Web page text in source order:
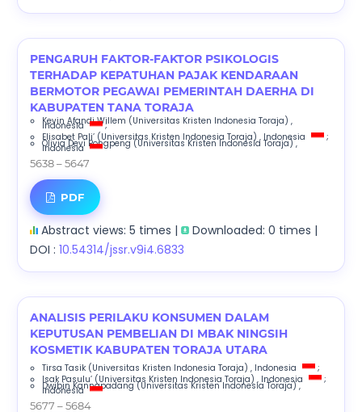
PENGARUH FAKTOR-FAKTOR PSIKOLOGIS
TERHADAP KEPATUHAN PAJAK KENDARAAN
BERMOTOR PEGAWAI PEMERINTAH DAERHA DI
KABUPATEN TANA TORAJA
Kevin Afandi Willem (Universitas Kristen Indonesia Toraja) ,
Indonesia
;
Elisabet Pali’ (Universitas Kristen Indonesia Toraja) , Indonesia ;
Olivia Devi Pongpeng(Universitas Kristen Indonesia Toraja) ,
Indonesia
5638 – 5647
PDF
Abstract views: 5 times |
Downloaded: 0 times |
DOI : 10.54314/jssr.v9i4.6833
ANALISIS PERILAKU KONSUMEN DALAM
KEPUTUSAN PEMBELIAN DI MBAK NINGSIH
KOSMETIK KABUPATEN TORAJA UTARA
Tirsa Tasik (Universitas Kristen Indonesia Toraja) , Indonesia
;
Isak Pasulu’ (Universitas Kristen Indonesia Toraja) , Indonesia ;
Dwibin Kannapadang(Universitas Kristen Indonesia Toraja) ,
Indonesia
5677 – 5684